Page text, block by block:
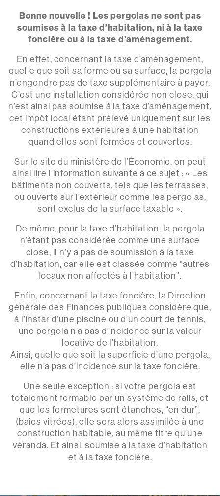
Bonne nouvelle ! Les pergolas ne sont pas
soumises à la taxe d’habitation, ni à la taxe
foncière ou à la taxe d’aménagement.
En effet, concernant la taxe d’aménagement,
quelle que soit sa forme ou sa surface, la pergola
n’engendre pas de taxe supplémentaire à payer.
C’est une installation considérée non close, qui
n’est ainsi pas soumise à la taxe d’aménagement,
cet impôt local étant prélevé uniquement sur les
constructions extérieures à une habitation
quand elles sont fermées et couvertes.
Sur le site du ministère de l’Économie, on peut
ainsi lire l’information suivante à ce sujet : « Les
bâtiments non couverts, tels que les terrasses,
ou ouverts sur l’extérieur comme les pergolas,
sont exclus de la surface taxable ».
De même, pour la taxe d’habitation, la pergola
n’étant pas considérée comme une surface
close, il n’y a pas de soumission à la taxe
d’habitation, car elle est classée comme “autres
locaux non affectés à l’habitation”.
Enfin, concernant la taxe foncière, la Direction
générale des Finances publiques considère que,
à l’instar d’une piscine ou d’un court de tennis,
une pergola n’a pas d’incidence sur la valeur
locative de l’habitation.
Ainsi, quelle que soit la superficie d’une pergola,
elle n’a pas d’incidence sur la taxe foncière.
Une seule exception : si votre pergola est
totalement fermable par un système de rails, et
que les fermetures sont étanches, “en dur”,
(baies vitrées), elle sera alors assimilée à une
construction habitable, au même titre qu’une
véranda. Et ainsi, soumise à la taxe d’habitation
et à la taxe foncière.